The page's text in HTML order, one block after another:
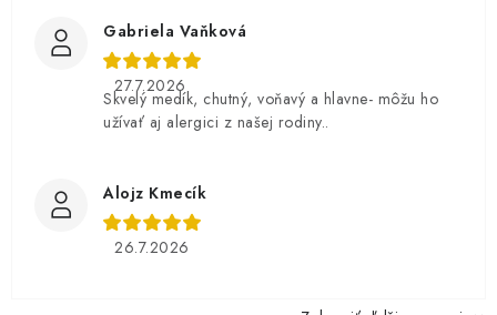
Gabriela Vaňková
27.7.2026
Skvelý medík, chutný, voňavý a hlavne- môžu ho
užívať aj alergici z našej rodiny..
Alojz Kmecík
26.7.2026